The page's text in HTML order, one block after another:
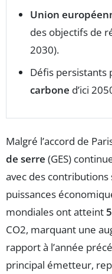
Union
des objectifs de
2030).
Défis persistants
carbone d’ici
Malgré l’accord de
de serre (GES)
avec des
puissances
mondiales ont atteint
CO2, marquant une
rapport à l’année
principal émetteur,